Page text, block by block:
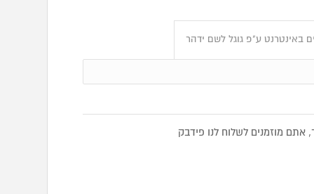
באינטרנט ע"פ גוגל לשם ידהר
מוזמנים לשלוח לנו פידבק